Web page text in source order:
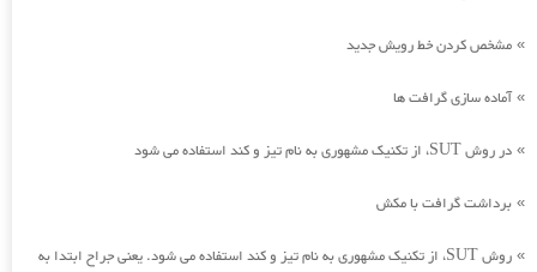
» مشخص کردن خط رویش جدید
»آماده سازی گرافت ها
» در روش SUT، از تکنیک مشهوری به نام تیز و کند استفاده می شود
» برداشت گرافت با مکش
»
روش SUT، از تکنیک مشهوری به نام تیز و کند استفاده می شود. یعنی جراح ابتدا به